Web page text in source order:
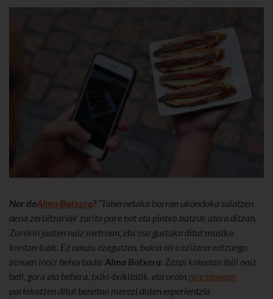
Nor daAlma Botxera? “Tabernetako barran ukondoka saiatzen
dena zerbitzariak zurito pare bat eta pintxo batzuk atera ditzan.
Zurekin joaten naiz metroan, eta oso gustuko ditut musika-
kontzertuak. Ez nauzu ezagutzen, baina nire ezizena entzungo
zenuen inoiz beharbada:Alma Botxera. Zazpi kaleetan ibili naiz
beti, gora eta behera, txiki-txikitatik, eta orain nire blogean
partekatzen ditut benetan merezi duten esperientzia